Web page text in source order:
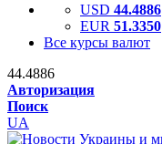
USD 44.4886
EUR 51.3350
Все курсы валют
44.4886
Авторизация
Поиск
UA